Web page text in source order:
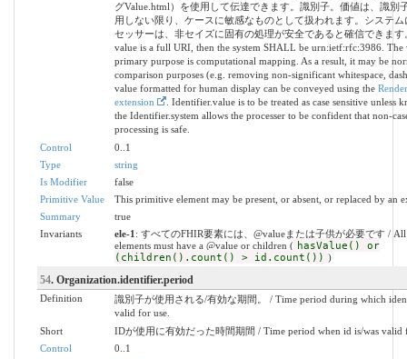
グValue.html）を使用して伝達できます。識別子。価値は、識別
用しない限り、ケースに敏感なものとして扱われます。システム
セッサーは、非セイズに固有の処理が安全であると確信できます
value is a full URI, then the system SHALL be urn:ietf:rfc:3986. The
primary purpose is computational mapping. As a result, it may be
comparison purposes (e.g. removing non-significant whitespace,
value formatted for human display can be conveyed using the
extension
. Identifier.value is to be treated as case sensitive unless
the Identifier.system allows the processer to be confident that non-
processing is safe.
Control
0..1
Type
string
Is Modifier
false
Primitive Value
This primitive element may be present, or absent, or replaced by an
Summary
true
Invariants
ele-1 : すべてのFHIR要素には、@valueまたは子供が必要です /
elements must have a @value or children ( hasValue() or
(children().count() > id.count()) )
54. Organization.identifier.period
Definition
識別子が使用される/有効な期間。 / Time period during which
valid for use.
Short
IDが使用に有効だった時間期間 / Time period when id is/was valid
Control
0..1